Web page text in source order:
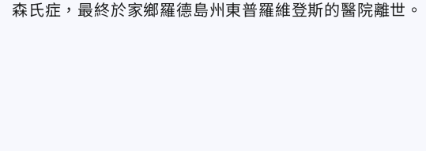
森氏症，最終於家鄉羅德島州東普羅維登斯的醫院離世。